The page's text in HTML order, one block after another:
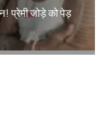
प्रेमी जोड़े को पेड़